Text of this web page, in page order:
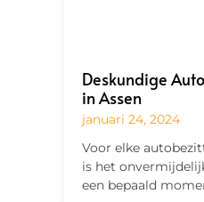
Deskundige
in Assen
januari 24, 2024
Voor elke
is het
een bepaald